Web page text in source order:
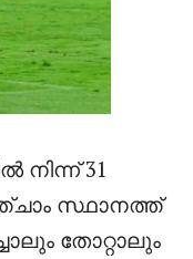
നിന്ന് 31
സ്ഥാനത്ത്
തോറ്റാലും